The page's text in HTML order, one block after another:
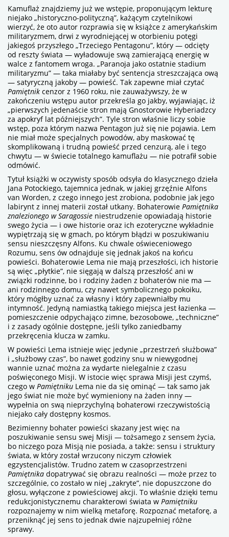
Kamuflaż znajdziemy już we wstępie, proponującym lekturę
niejako „historyczno-polityczną”, każącym czytelnikowi
wierzyć, że oto autor rozprawia się w książce z amerykańskim
militaryzmem, drwi z wyrodniejącej w otorbieniu potęgi
jakiegoś przyszłego „Trzeciego Pentagonu”, który — odcięty
od reszty świata — wyładowuje swą zamierającą energię w
walce z fantomem wroga. „Paranoja jako ostatnie stadium
militaryzmu” — taka miałaby być sentencja streszczająca ową
— satyryczną jakoby — powieść. Tak zapewne miał czytać
Pamiętnik cenzor z 1960 roku, nie zauważywszy, że w
zakończeniu wstępu autor przekreśla go jakby, wyjawiając, iż
„pierwszych jedenaście stron mają Gnostorowie Hyberiadzcy
za apokryf lat późniejszych”. Tyle stron właśnie liczy sobie
wstęp, poza którym nazwa Pentagon już się nie pojawia. Lem
nie miał może specjalnych powodów, aby maskować tę
skomplikowaną i trudną powieść przed cenzurą, ale i tego
chwytu — w świecie totalnego kamuflażu — nie potrafił sobie
odmówić.
Tytuł książki w oczywisty sposób odsyła do klasycznego dzieła
Jana Potockiego, tajemnica jednak, w jakiej grzęźnie Alfons
van Worden, z czego innego jest zrobiona, podobnie jak jego
labirynt z innej materii został utkany. Bohaterowie Pamiętnika
znalezionego w Saragossie niestrudzenie opowiadają historie
swego życia — i owe historie oraz ich ezoteryczne wykładnie
wypiętrzają się w gmach, po którym błądzi w poszukiwaniu
sensu nieszczęsny Alfons. Ku chwale oświeceniowego
Rozumu, sens ów odnajduje się jednak jakoś na końcu
powieści. Bohaterowie Lema nie mają przeszłości, ich historie
są więc „płytkie”, nie sięgają w dalszą przeszłość ani w
związki rodzinne, bo i rodziny żaden z bohaterów nie ma —
ani rodzinnego domu, czy nawet symbolicznego pokoiku,
który mógłby uznać za własny i który zapewniałby mu
intymność. Jedyną namiastką takiego miejsca jest łazienka —
pomieszczenie odpychająco zimne, bezosobowe, „techniczne”
i z zasady ogólnie dostępne, jeśli tylko zaniedbamy
przekręcenia klucza w zamku.
W powieści Lema istnieje więc jedynie „przestrzeń służbowa”
i „służbowy czas”, bo nawet godziny snu w niewygodnej
wannie uznać można za wydarte nielegalnie z czasu
poświęconego Misji. W istocie więc sprawa Misji jest czymś,
czego w Pamiętniku Lema nie da się ominąć — tak samo jak
jego świat nie może być wymieniony na żaden inny —
wypełnia on swą nieprzychylną bohaterowi rzeczywistością
niejako cały dostępny kosmos.
Bezimienny bohater powieści skazany jest więc na
poszukiwanie sensu swej Misji — tożsamego z sensem życia,
bo niczego poza Misją nie posiada, a także: sensu i struktury
świata, w który został wrzucony niczym człowiek
egzystencjalistów. Trudno zatem w czasoprzestrzeni
Pamiętnika dopatrywać się obrazu realności — może przez to
szczególnie, co zostało w niej „zakryte”, nie dopuszczone do
głosu, wyłączone z powieściowej akcji. To właśnie dzięki temu
redukcjonistycznemu charakterowi świata w Pamiętniku
rozpoznajemy w nim wielką metaforę. Rozpoznać metaforę, a
przeniknąć jej sens to jednak dwie najzupełniej różne
sprawy.